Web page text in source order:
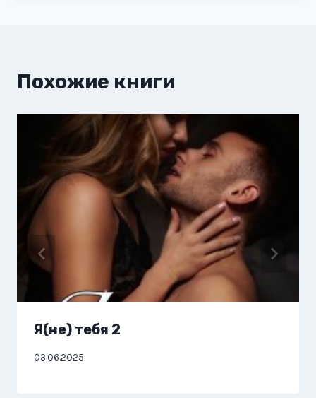
Похожие книги
Я(не) тебя 2
03.06.2025